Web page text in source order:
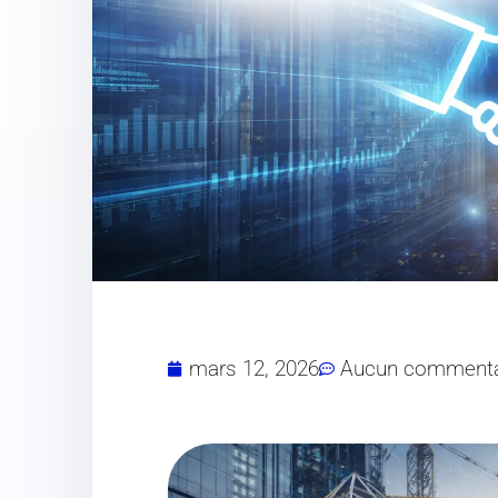
mars 12, 2026 Aucun